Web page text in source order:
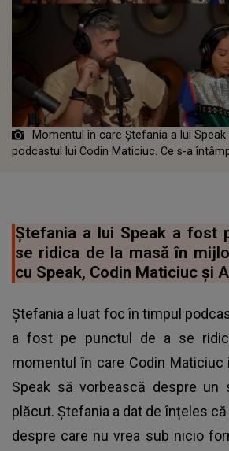
Momentul în care Ștefania a lui
podcastul lui Codin Maticiuc. Ce s-a
Ștefania a lui Speak a fost
se ridica de la masă în
cu Speak, Codin Maticiuc și
Ștefania a luat foc în timpul
a fost pe punctul de a se
momentul în care Codin Maticiuc
Speak să vorbească despre un
plăcut. Ștefania a dat de înțeles
despre care nu vrea sub nicio